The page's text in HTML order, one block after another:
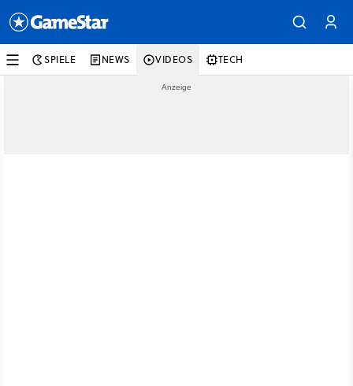
SPIELE NEWS VIDEOS TECH